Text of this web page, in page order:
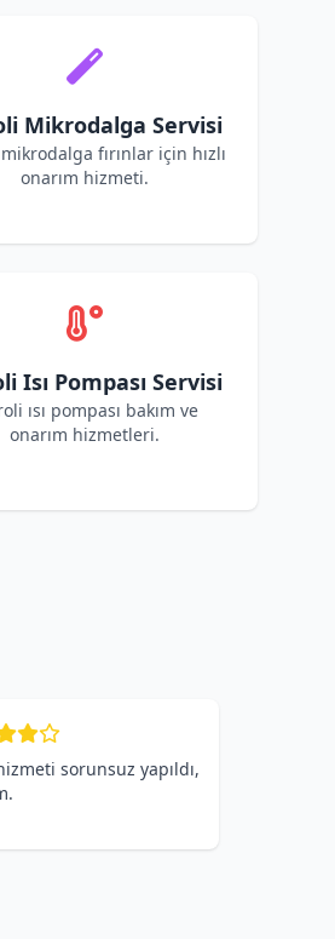
Mikrodalga Servisi
fırınlar için hızlı
onarım hizmeti.
Isı Pompası Servisi
ısı pompası bakım ve
onarım hizmetleri.
sorunsuz yapıldı,